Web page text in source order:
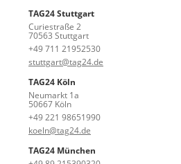
TAG24 Stuttgart
Curiestraße 2
70563 Stuttgart
+49 711 21952530
stuttgart@tag24.de
TAG24 Köln
Neumarkt 1a
50667 Köln
+49 221 98651990
koeln@tag24.de
TAG24 München